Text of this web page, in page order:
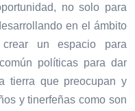
no solo para
en el ámbito
un espacio para
políticas para dar
tierra que preocupan y
y tinerfeñas como son